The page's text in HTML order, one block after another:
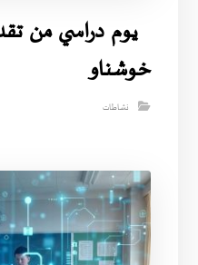
يوم دراسي من
خوشناو
نشاطات